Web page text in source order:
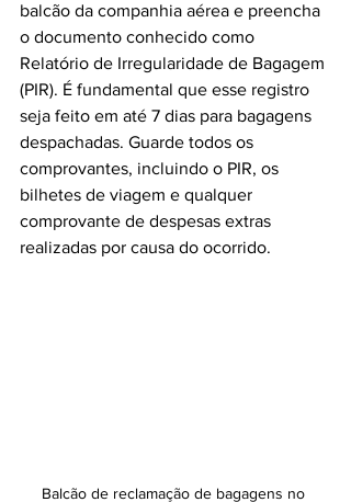
balcão da companhia aérea e preencha
o documento conhecido como
Relatório de Irregularidade de Bagagem
(PIR). É fundamental que esse registro
seja feito em até 7 dias para bagagens
despachadas. Guarde todos os
comprovantes, incluindo o PIR, os
bilhetes de viagem e qualquer
comprovante de despesas extras
realizadas por causa do ocorrido.
Balcão de reclamação de bagagens no